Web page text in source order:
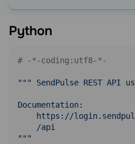
Python
# -*-coding:utf8-*-
""" SendPulse REST API
Documentation:
https://
    /api
"""